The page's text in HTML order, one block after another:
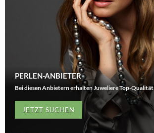
PERLEN-ANBIETER
Bei diesen Anbietern erhalten Juweliere Top-Qualität
JETZT SUCHEN